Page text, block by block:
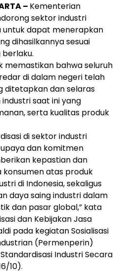
– Kementerian
sektor industri
untuk dapat menerapkan
dihasilkannya sesuai
memastikan bahwa seluruh
di dalam negeri telah
ditetapkan dan selaras
saat ini yang
serta kualitas produk
di sektor industri
dan komitmen
kepastian dan
konsumen atas produk
di Indonesia, sekaligus
daya saing industri dalam
dan pasar global,” kata
dan Kebijakan Jasa
pada kegiatan Sosialisasi
(Permenperin)
Industri Secara
10).